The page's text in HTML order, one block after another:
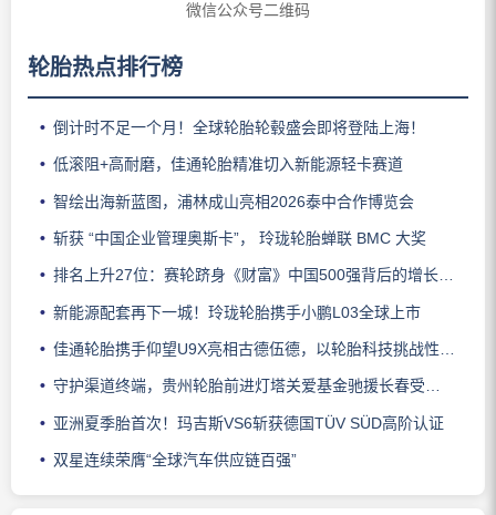
微信公众号二维码
轮胎热点排行榜
倒计时不足一个月！全球轮胎轮毂盛会即将登陆上海！
低滚阻+高耐磨，佳通轮胎精准切入新能源轻卡赛道
智绘出海新蓝图，浦林成山亮相2026泰中合作博览会
斩获 “中国企业管理奥斯卡”， 玲珑轮胎蝉联 BMC 大奖
排名上升27位：赛轮跻身《财富》中国500强背后的增长逻辑
新能源配套再下一城！玲珑轮胎携手小鹏L03全球上市
佳通轮胎携手仰望U9X亮相古德伍德，以轮胎科技挑战性能边界
守护渠道终端，贵州轮胎前进灯塔关爱基金驰援长春受灾门店
亚洲夏季胎首次！玛吉斯VS6斩获德国TÜV SÜD高阶认证
双星连续荣膺“全球汽车供应链百强”